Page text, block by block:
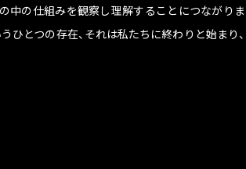
中の仕組みを観察し理解することにつながりま
ひとつの存在、それは私たちに終わりと始まり、